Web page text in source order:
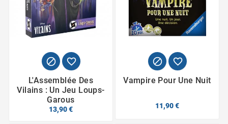
 
L'Assemblée Des
Vilains : Un Jeu Loups-
Garous
13,90 €
 
Vampire Pour Une Nuit
11,90 €